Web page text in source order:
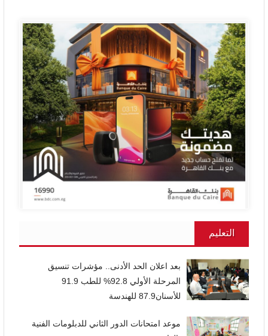
التعليم
بعد اعلان الحد الأدنى.. مؤشرات تنسيق
المرحلة الأولي 92.8% للطب 91.9
للأسنان87.9 للهندسة
موعد امتحانات الدور الثاني للدبلومات الفنية